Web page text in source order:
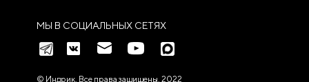
МЫ В СОЦИАЛЬНЫХ СЕТЯХ
© Индрик. Все права защищены, 2022